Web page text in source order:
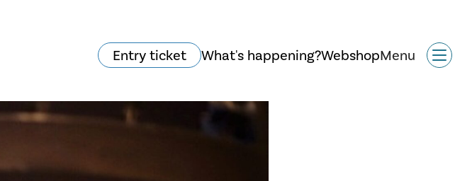
Entry ticket What's happening?WebshopMenu